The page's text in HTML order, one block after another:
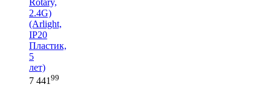
Rotary,
2.4G)
(Arlight,
IP20
Пластик,
5
лет)
7 44199